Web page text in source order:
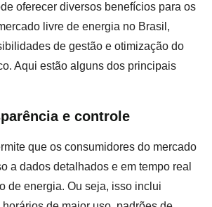
oferecer diversos benefícios para os
livre de energia no Brasil,
de gestão e otimização do
Aqui estão alguns dos principais
e controle
que os consumidores do mercado
a dados detalhados e em tempo real
de energia. Ou seja, isso inclui